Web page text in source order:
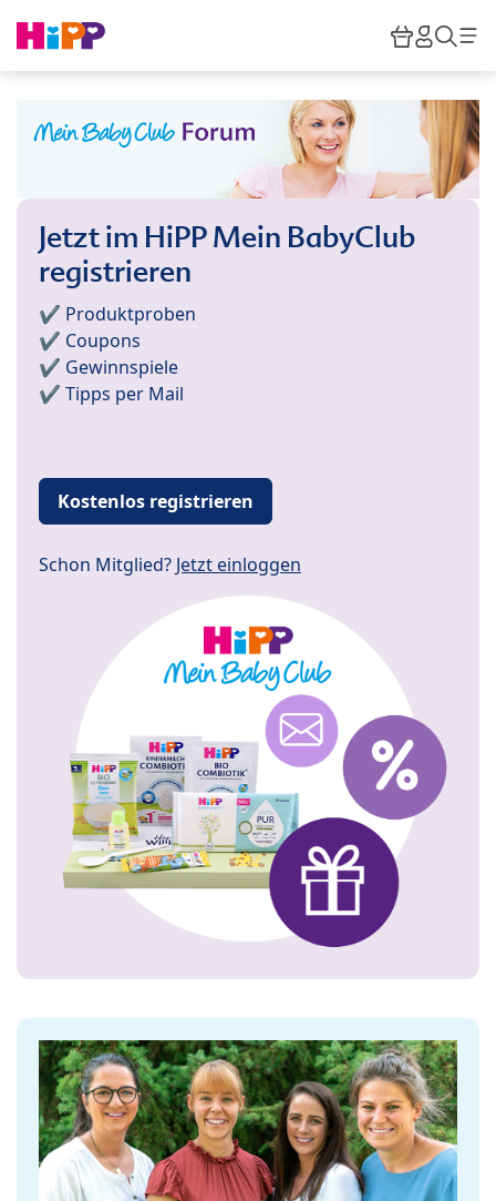
HiPP
Jetzt im HiPP Mein BabyClub
registrieren
✔️ Produktproben
✔️ Coupons
✔️ Gewinnspiele
✔️ Tipps per Mail
Kostenlos registrieren
Schon Mitglied? Jetzt einloggen